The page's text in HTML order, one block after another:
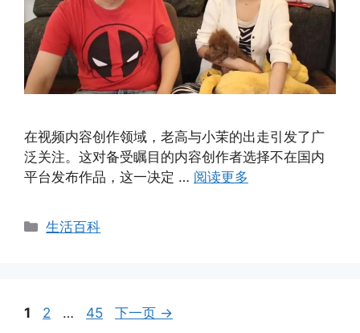
在视频内容创作领域，老高与小茉的出走引发了广
泛关注。这对备受瞩目的内容创作者选择不在国内
平台发布作品，这一决定 … 阅读更多
分
生活百科
页
1
页
2 …
页
45 下一页 →